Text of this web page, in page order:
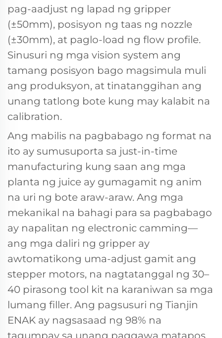
pag-aadjust ng lapad ng gripper
(±50mm), posisyon ng taas ng nozzle
(±30mm), at paglo-load ng flow profile.
Sinusuri ng mga vision system ang
tamang posisyon bago magsimula muli
ang produksyon, at tinatanggihan ang
unang tatlong bote kung may kalabit na
calibration.
Ang mabilis na pagbabago ng format na
ito ay sumusuporta sa just-in-time
manufacturing kung saan ang mga
planta ng juice ay gumagamit ng anim
na uri ng bote araw-araw. Ang mga
mekanikal na bahagi para sa pagbabago
ay napalitan ng electronic camming—
ang mga daliri ng gripper ay
awtomatikong uma-adjust gamit ang
stepper motors, na nagtatanggal ng 30–
40 pirasong tool kit na karaniwan sa mga
lumang filler. Ang pagsusuri ng Tianjin
ENAK ay nagsasaad ng 98% na
tagumpay sa unang paggawa matapos